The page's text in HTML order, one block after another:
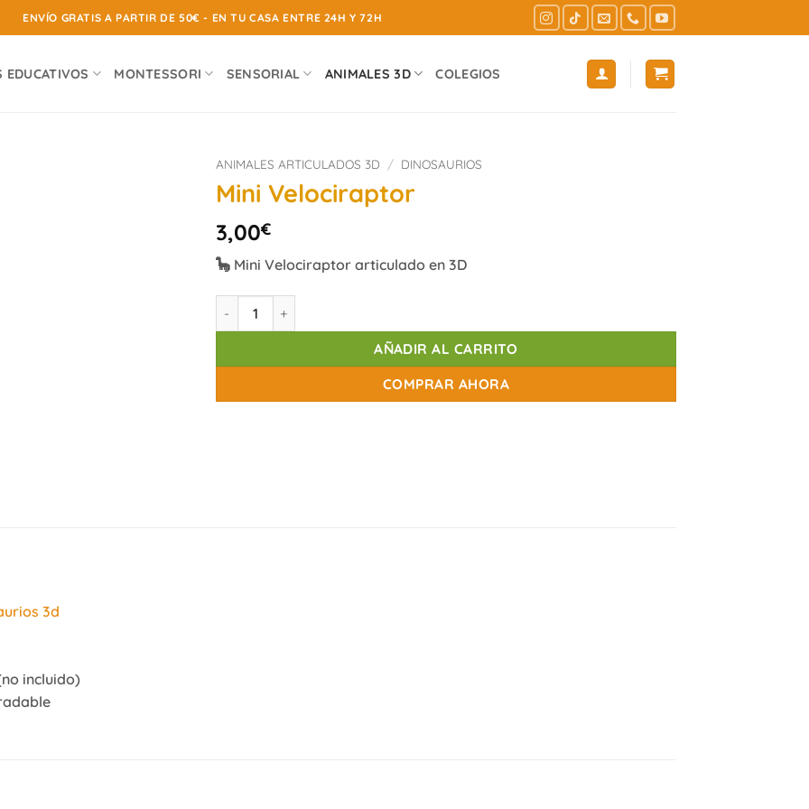
ENVÍO GRATIS A PARTIR DE 50€ - EN TU CASA ENTRE 24H Y 72H
EDUCATIVOS MONTESSORI SENSORIAL ANIMALES 3D COLEGIOS
ANIMALES ARTICULADOS 3D / DINOSAURIOS
Mini Velociraptor
3,00€
🦕 Mini Velociraptor articulado en 3D
Mini Velociraptor cantidad
AÑADIR AL CARRITO
COMPRAR AHORA
3d
incluido)